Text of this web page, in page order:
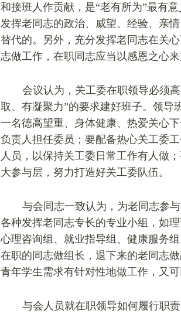
和接班人作贡献，是“老有所为”最有
发挥老同志的政治、威望、经验、亲
替代的。另外，充分发挥老同志在关
志做工作，在职同志应当以感恩之心
会议认为，关工委在职领导必须
取、有凝聚力”的要求建好班子。领导
一名德高望重、身体健康、热爱关心
负责人担任委员；要配备热心关工委
人员，以保持关工委日常工作有人做
大参与层，努力打造好关工委队伍。
与会同志一致认为，为老同志参
各种发挥老同志专长的专业小组，如
心理咨询组、 就业指导组、健康服务
在职的同志做组长，退下来的老同志
青年学生需求有针对性地做工作，又
与会人员就在职领导如何履行职